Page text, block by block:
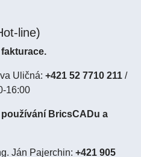
line)
Uličná: +421 52 7710 211 /
16:00
BricsCADu a
Ján Pajerchin: +421 905